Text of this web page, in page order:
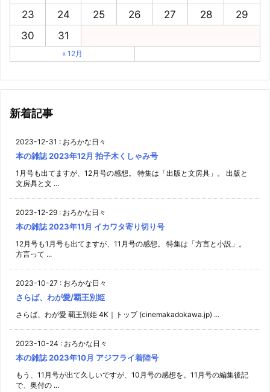
23
24 25 26 27 28
29
30
31
« 12月
新着記事
2023-12-31 : おろかな日々
本の雑誌 2023年12月 拍子木くしゃみ号
1月号も出てますが、12月号の感想。 特集は「出版と文房具」。 出版と
文房具と文 ...
2023-12-29 : おろかな日々
本の雑誌 2023年11月 イカワタ寄り切り号
12月号も1月号も出てますが、11月号の感想。 特集は「方言と小説」。
方言って ...
2023-10-27 : おろかな日々
さらば、わが愛/覇王別姫
さらば、わが愛 覇王別姫 4K｜トップ (cinemakadokawa.jp) ...
2023-10-24 : おろかな日々
本の雑誌 2023年10月 アジフライ着陸号
もう、11月号が出て久しいですが、10月号の感想を。11月号の編集後記
で、奥付の ...